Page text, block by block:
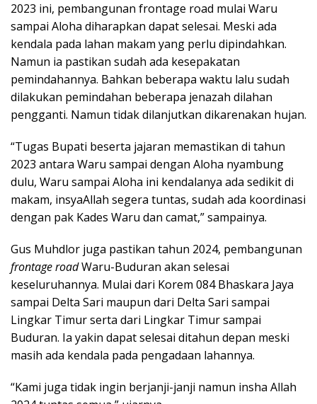
2023 ini, pembangunan frontage road mulai Waru
sampai Aloha diharapkan dapat selesai. Meski ada
kendala pada lahan makam yang perlu dipindahkan.
Namun ia pastikan sudah ada kesepakatan
pemindahannya. Bahkan beberapa waktu lalu sudah
dilakukan pemindahan beberapa jenazah dilahan
pengganti. Namun tidak dilanjutkan dikarenakan hujan.
“Tugas Bupati beserta jajaran memastikan di tahun
2023 antara Waru sampai dengan Aloha nyambung
dulu, Waru sampai Aloha ini kendalanya ada sedikit di
makam, insyaAllah segera tuntas, sudah ada koordinasi
dengan pak Kades Waru dan camat,” sampainya.
Gus Muhdlor juga pastikan tahun 2024, pembangunan
frontage roadWaru-Buduran akan selesai
keseluruhannya. Mulai dari Korem 084 Bhaskara Jaya
sampai Delta Sari maupun dari Delta Sari sampai
Lingkar Timur serta dari Lingkar Timur sampai
Buduran. Ia yakin dapat selesai ditahun depan meski
masih ada kendala pada pengadaan lahannya.
“Kami juga tidak ingin berjanji-janji namun insha Allah